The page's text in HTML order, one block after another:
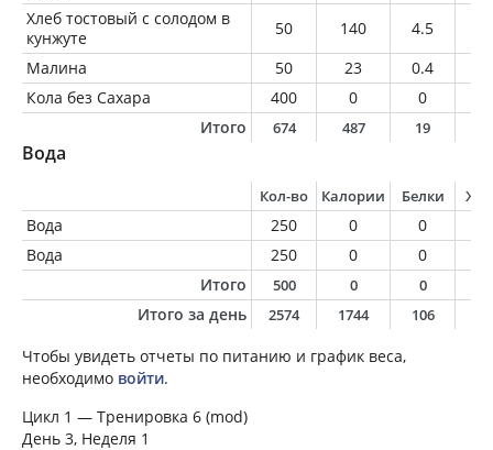
Хлеб тостовый с солодом в
кунжуте
50 140 4.5
Малина
50 23 0.4
Кола без Сахара
400 0 0
Итого
674 487 19
Вода
Кол-во Калории Белки
Вода 250 0 0
Вода
250 0 0
Итого
500 0 0
Итого за день 2574 1744 106
Чтобы увидеть отчеты по питанию и график веса,
необходимо войти.
Цикл 1 — Тренировка 6 (mod)
День 3, Неделя 1